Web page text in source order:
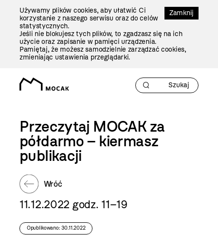
Zamknij
Używamy plików cookies, aby ułatwić Ci
korzystanie z naszego serwisu oraz do celów
statystycznych.
Jeśli nie blokujesz tych plików, to zgadzasz się na ich
użycie oraz zapisanie w pamięci urządzenia.
Pamiętaj, że możesz samodzielnie zarządzać cookies,
zmieniając ustawienia przeglądarki.
Przeczytaj MOCAK za
półdarmo – kiermasz
publikacji
Wróć
11.12.2022 godz. 11–19
Opublikowano: 30.11.2022